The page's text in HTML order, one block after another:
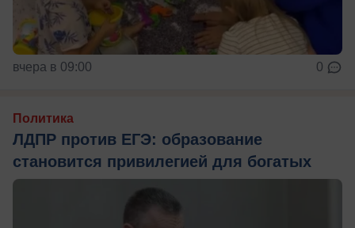
вчера в 09:00 0
Политика
ЛДПР против ЕГЭ: образование
становится привилегией для богатых